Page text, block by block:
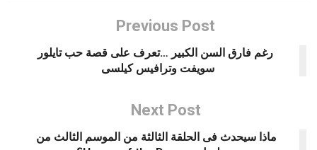
Previous Post
رغم فارق السن الكبير …تعرف على قصة حب تايلور
سويفت وترافيس كيلسى
Next Post
ماذا سيحدث فى الحلقة الثالثة من الموسم الثالث من